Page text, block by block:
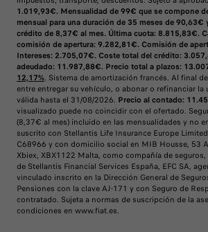
1.019,93€. Mensualidad de 99€ que se compone
mensual para una duración de 35 meses de 90,63€
crédito de 8,37€ al mes. Última cuota: 8.815,83€.
comisión de apertura: 9.282,81€. Comisión de
Intereses: 2.705,07€. Coste total del crédito:
adeudado: 11.987,88€. Precio total a plazos:
12,17%. Sistema de amortización francés. Al final
entre entregar su vehículo, o abonar o refinanciar la
válida hasta el 31/08/2026. Precio al contado:
visualizado puede no coincidir con el ofertado.
(8,37€ al mes) incluido en las mensualidades y no
suscrito con Stellantis Life Insurance Europe
C68966 y con domicilio social en MIB Housse, 53
Xbiex, XBX1122 Malta, como compañía de
de Stellantis Financial Services España, EFC SA,
vinculado inscrito en la Dirección General de
Pensiones con la clave AJ-171 y con Seguro de
contratado. Sujeta a normas de suscripción de la
condiciones en www.fiat.es.